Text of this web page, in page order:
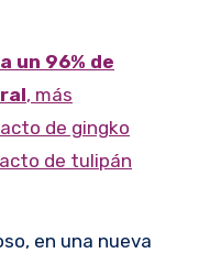
un 96% de
, más
de gingko
de tulipán
en una nueva